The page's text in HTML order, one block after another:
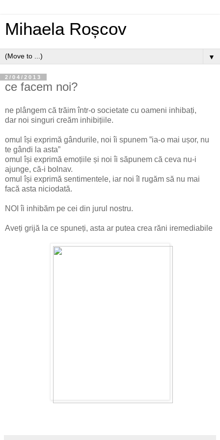
Mihaela Roșcov
▼
2/04/2013
ce facem noi?
ne plângem că trăim într-o societate cu oameni inhibați,
dar noi singuri creăm inhibițiile.
omul își exprimă gândurile, noi îi spunem ”ia-o mai ușor, nu
te gândi la asta”
omul își exprimă emoțiile și noi îi săpunem că ceva nu-i
ajunge, că-i bolnav.
omul își exprimă sentimentele, iar noi îl rugăm să nu mai
facă asta niciodată.
NOI îi inhibăm pe cei din jurul nostru.
Aveți grijă la ce spuneți, asta ar putea crea răni iremediabile